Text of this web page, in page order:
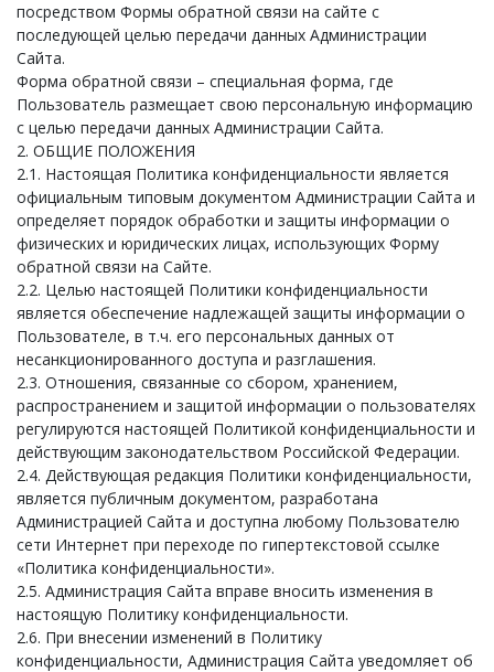
посредством Формы обратной связи на сайте с
последующей целью передачи данных Администрации
Сайта.
Форма обратной связи – специальная форма, где
Пользователь размещает свою персональную информацию
с целью передачи данных Администрации Сайта.
2. ОБЩИЕ ПОЛОЖЕНИЯ
2.1. Настоящая Политика конфиденциальности является
официальным типовым документом Администрации Сайта и
определяет порядок обработки и защиты информации о
физических и юридических лицах, использующих Форму
обратной связи на Сайте.
2.2. Целью настоящей Политики конфиденциальности
является обеспечение надлежащей защиты информации о
Пользователе, в т.ч. его персональных данных от
несанкционированного доступа и разглашения.
2.3. Отношения, связанные со сбором, хранением,
распространением и защитой информации о пользователях
регулируются настоящей Политикой конфиденциальности и
действующим законодательством Российской Федерации.
2.4. Действующая редакция Политики конфиденциальности,
является публичным документом, разработана
Администрацией Сайта и доступна любому Пользователю
сети Интернет при переходе по гипертекстовой ссылке
«Политика конфиденциальности».
2.5. Администрация Сайта вправе вносить изменения в
настоящую Политику конфиденциальности.
2.6. При внесении изменений в Политику
конфиденциальности, Администрация Сайта уведомляет об